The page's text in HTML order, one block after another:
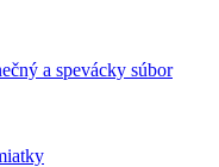
a spevácky súbor